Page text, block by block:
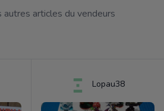
autres articles du vendeurs
Lopau38